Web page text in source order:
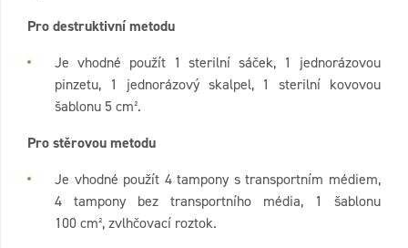
Pro destruktivní metodu
Je vhodné použít 1 sterilní sáček, 1 jednorázovou
pinzetu, 1 jednorázový skalpel, 1 sterilní kovovou
šablonu 5 cm².
Pro stěrovou metodu
Je vhodné použít 4 tampony s transportním médiem,
4 tampony bez transportního média, 1 šablonu
100 cm², zvlhčovací roztok.